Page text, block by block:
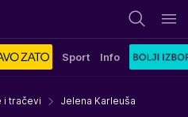
Sport Info
i tračevi
Jelena Karleuša